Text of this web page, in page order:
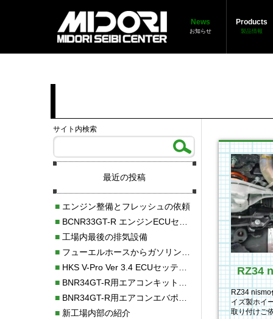
News
お知らせ
Products
製品情報
RZ34 nismo
イズ製ホイ
取り付けご
サイト内検索
最近の投稿
■エンジン整備とフレッシュの依頼
■BCNR33GT-R エンジンECUセッティング調整
■工場内最後の排気設備
■フューエルホースからガソリン漏れ
■HKS V-Pro Ver 3.4 ECUセッティング
■BNR34GT-R用エアコンキット新発売！！
■BNR34GT-R用エアコンエバポレーターを新発売！！
■新工場内部の紹介